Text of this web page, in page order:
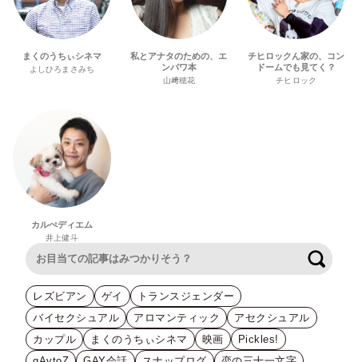
まくのうちぃシネマ
よしひろまさみち
私とアナタのための、エ
ンパワ本
山﨑穂花
チヒロックん家の、コン
ドームでも見てく？
チヒロック
カルぺディエム
井上健斗
レズビアン ゲイ
トランスジェンダー
バイセクシュアル
アロマンティック
アセクシュアル
カップル
まくのうちぃシネマ 映画
Pickles!